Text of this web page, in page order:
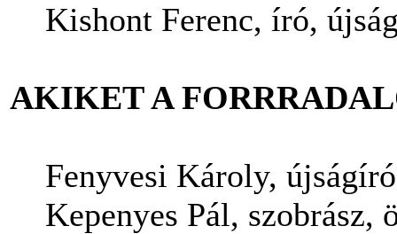
Kishont Ferenc, író,
AKIKET A
Fenyvesi Károly,
Kepenyes Pál, szobrász,